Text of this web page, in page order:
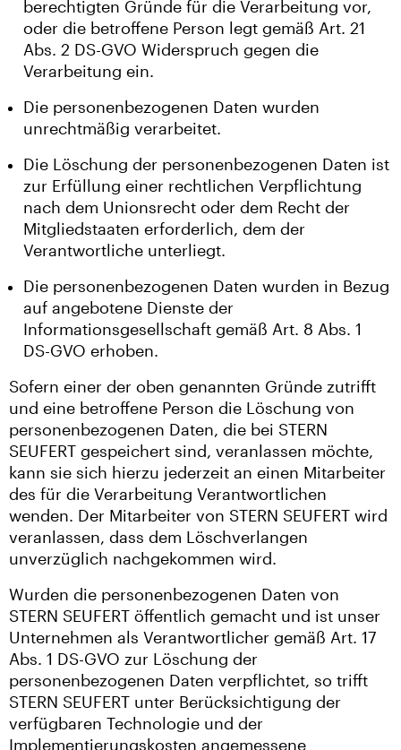
berechtigten Gründe für die Verarbeitung vor,
oder die betroffene Person legt gemäß Art. 21
Abs. 2 DS-GVO Widerspruch gegen die
Verarbeitung ein.
Die personenbezogenen Daten wurden
unrechtmäßig verarbeitet.
Die Löschung der personenbezogenen Daten ist
zur Erfüllung einer rechtlichen Verpflichtung
nach dem Unionsrecht oder dem Recht der
Mitgliedstaaten erforderlich, dem der
Verantwortliche unterliegt.
Die personenbezogenen Daten wurden in Bezug
auf angebotene Dienste der
Informationsgesellschaft gemäß Art. 8 Abs. 1
DS-GVO erhoben.
Sofern einer der oben genannten Gründe zutrifft
und eine betroffene Person die Löschung von
personenbezogenen Daten, die bei STERN
SEUFERT gespeichert sind, veranlassen möchte,
kann sie sich hierzu jederzeit an einen Mitarbeiter
des für die Verarbeitung Verantwortlichen
wenden. Der Mitarbeiter von STERN SEUFERT wird
veranlassen, dass dem Löschverlangen
unverzüglich nachgekommen wird.
Wurden die personenbezogenen Daten von
STERN SEUFERT öffentlich gemacht und ist unser
Unternehmen als Verantwortlicher gemäß Art. 17
Abs. 1 DS-GVO zur Löschung der
personenbezogenen Daten verpflichtet, so trifft
STERN SEUFERT unter Berücksichtigung der
verfügbaren Technologie und der
Implementierungskosten angemessene